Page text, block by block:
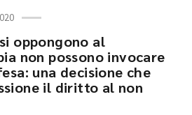
oppongono al
non possono invocare
una decisione che
il diritto al non